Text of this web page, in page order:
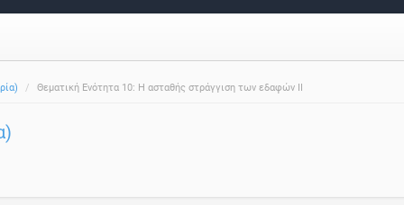
Θεματική Ενότητα 10: Η ασταθής στράγγιση των εδαφών ΙI